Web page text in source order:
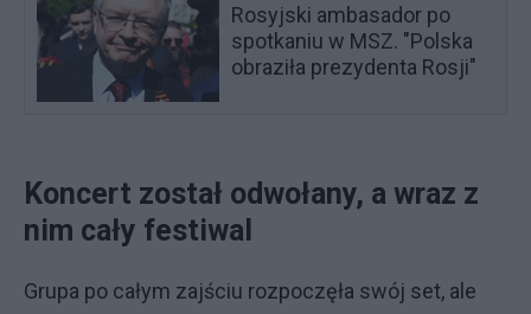
Rosyjski ambasador po
spotkaniu w MSZ. "Polska
obraziła prezydenta Rosji"
Koncert został odwołany, a wraz z
nim cały festiwal
Grupa po całym zajściu rozpoczęła swój set, ale